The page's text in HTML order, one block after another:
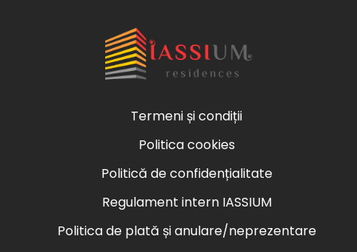
Termeni și condiții
Politica cookies
Politică de confidențialitate
Regulament intern IASSIUM
Politica de plată și anulare/neprezentare